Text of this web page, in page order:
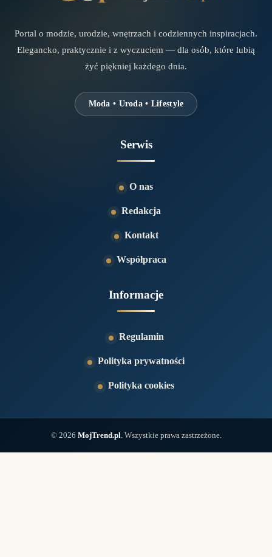
Portal o modzie, urodzie, wnętrzach i codziennych inspiracjach.
Elegancko, praktycznie i z wyczuciem — dla osób, które lubią
żyć piękniej każdego dnia.
Moda • Uroda • Lifestyle
Serwis
O nas
Redakcja
Kontakt
Współpraca
Informacje
Regulamin
Polityka prywatności
Polityka cookies
© 2026 MojTrend.pl. Wszystkie prawa zastrzeżone.